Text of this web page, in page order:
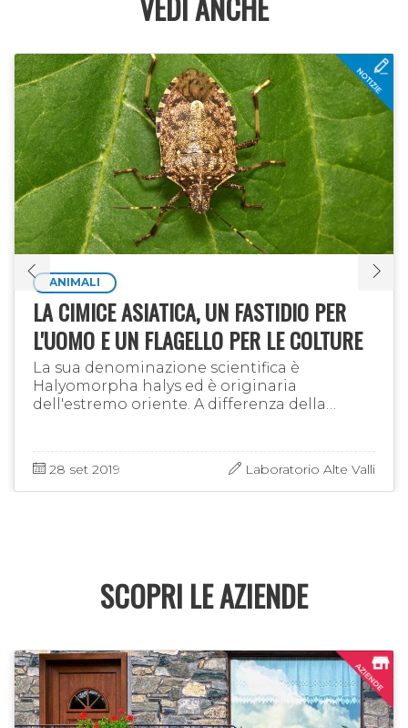
ANIMALI
LA CIMICE ASIATICA, UN FASTIDIO PER
L'UOMO E UN FLAGELLO PER LE COLTURE
La sua denominazione scientifica è
Halyomorpha halys ed è originaria
dell'estremo oriente. A differenza della
l'agricoltura, …
28 set 2019 Laboratorio Alte Valli
SCOPRI LE AZIENDE